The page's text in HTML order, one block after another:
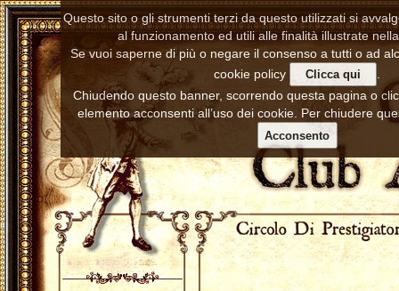
Questo sito o gli strumenti terzi da questo utilizzati si
al funzionamento ed utili alle finalità illustrate
Se vuoi saperne di più o negare il consenso a tutti o ad
cookie policy
Clicca qui
Chiudendo questo banner, scorrendo questa pagina o
elemento acconsenti all’uso dei cookie. Per chiudere
Acconsento